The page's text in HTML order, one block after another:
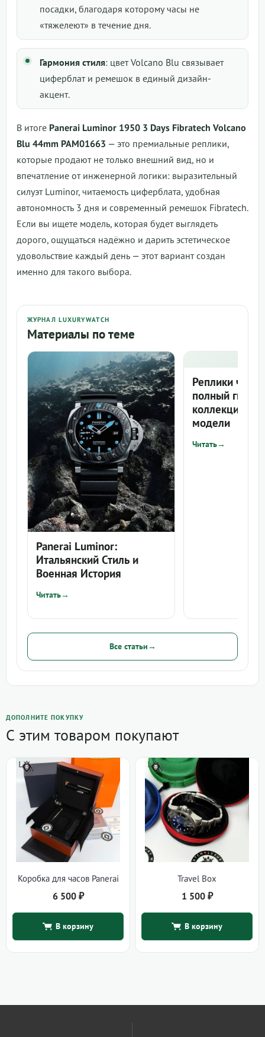
посадки, благодаря которому часы не
«тяжелеют» в течение дня.
Гармония стиля: цвет Volcano Blu связывает
циферблат и ремешок в единый дизайн-
акцент.
В итоге Panerai Luminor 1950 3 Days Fibratech Volcano
Blu 44mm PAM01663 — это премиальные реплики,
которые продают не только внешний вид, но и
впечатление от инженерной логики: выразительный
силуэт Luminor, читаемость циферблата, удобная
автономность 3 дня и современный ремешок Fibratech.
Если вы ищете модель, которая будет выглядеть
дорого, ощущаться надёжно и дарить эстетическое
удовольствие каждый день — этот вариант создан
именно для такого выбора.
ЖУРНАЛ LUXURYWATCH
Материалы по теме
Panerai Luminor:
Итальянский Стиль и
Военная История
Читать→
Реплики
полный гид
коллекциям
модели
Читать→
Все статьи→
ДОПОЛНИТЕ ПОКУПКУ
С этим товаром покупают
Коробка для часов Panerai
6 500 ₽
В корзину
Travel Box
1 500 ₽
В корзину